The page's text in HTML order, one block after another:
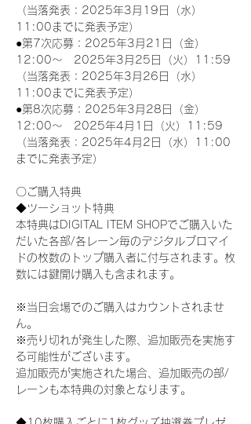
（当落発表：2025年3月19日（水）
11:00までに発表予定）
●第7次応募：2025年3月21日（金）
12:00～　2025年3月25日（火）11:59
（当落発表：2025年3月26日（水）
11:00までに発表予定）
●第8次応募：2025年3月28日（金）
12:00～　2025年4月1日（火）11:59
（当落発表：2025年4月2日（水）11:00
までに発表予定）
〇ご購入特典
◆ツーショット特典
本特典はDIGITAL ITEM SHOPでご購入いた
だいた各部/各レーン毎のデジタルブロマイ
ドの枚数のトップ購入者に付与されます。枚
数には鍵開け購入も含まれます。
※当日会場でのご購入はカウントされませ
ん。
※売り切れが発生した際、追加販売を実施す
る可能性がございます。
追加販売が実施された場合、追加販売の部/
レーンも本特典の対象となります。